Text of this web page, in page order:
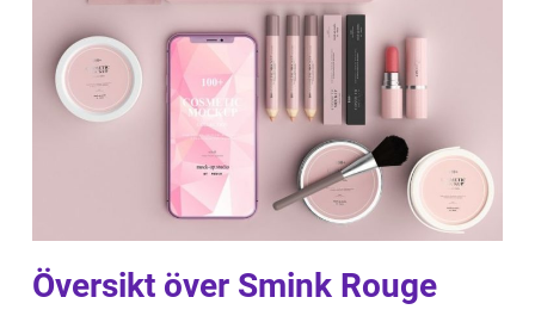
Översikt över Smink Rouge